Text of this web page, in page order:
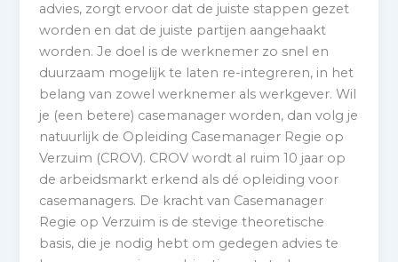
advies, zorgt ervoor dat de juiste stappen gezet
worden en dat de juiste partijen aangehaakt
worden. Je doel is de werknemer zo snel en
duurzaam mogelijk te laten re-integreren, in het
belang van zowel werknemer als werkgever. Wil
je (een betere) casemanager worden, dan volg je
natuurlijk de Opleiding Casemanager Regie op
Verzuim (CROV). CROV wordt al ruim 10 jaar op
de arbeidsmarkt erkend als dé opleiding voor
casemanagers. De kracht van Casemanager
Regie op Verzuim is de stevige theoretische
basis, die je nodig hebt om gedegen advies te